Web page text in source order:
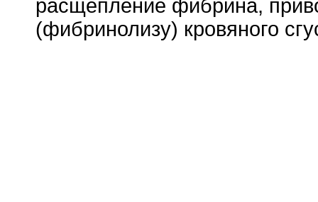
расщепление фибрина,
(фибринолизу) кровяного